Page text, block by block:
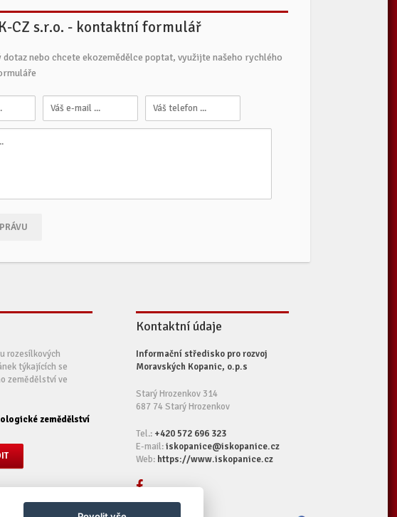
CZ s.r.o. - kontaktní formulář
nebo chcete ekozemědělce poptat, využijte našeho rychlého
rozesílkových
týkajících se
zemědělství ve
zemědělství
Kontaktní údaje
Informační středisko pro rozvoj
Moravských Kopanic, o.p.s
Starý Hrozenkov 314
687 74 Starý Hrozenkov
Tel.: +420 572 696 323
E-mail:iskopanice@iskopanice.cz
Web: https://www.iskopanice.cz